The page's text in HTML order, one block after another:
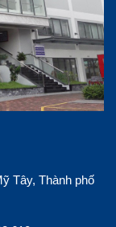
Tây, Thành phố